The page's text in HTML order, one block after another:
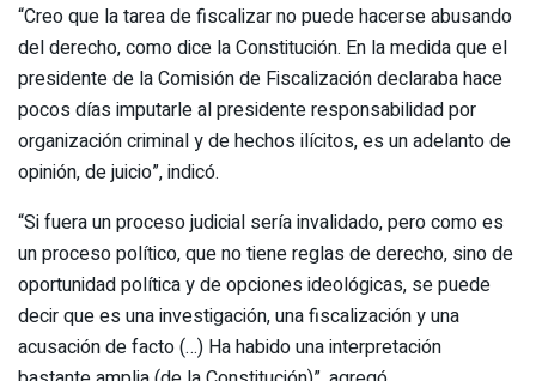
“Creo que la tarea de fiscalizar no puede hacerse abusando
del derecho, como dice la Constitución. En la medida que el
presidente de la Comisión de Fiscalización declaraba hace
pocos días imputarle al presidente responsabilidad por
organización criminal y de hechos ilícitos, es un adelanto de
opinión, de juicio”, indicó.
“Si fuera un proceso judicial sería invalidado, pero como es
un proceso político, que no tiene reglas de derecho, sino de
oportunidad política y de opciones ideológicas, se puede
decir que es una investigación, una fiscalización y una
acusación de facto (…) Ha habido una interpretación